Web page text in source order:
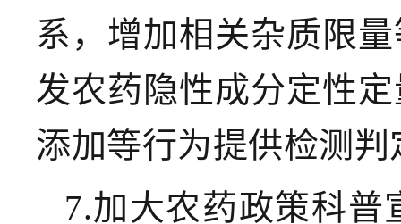
系，增加相关杂质限
发农药隐性成分定性
添加等行为提供检测判
7.加大农药政策科普